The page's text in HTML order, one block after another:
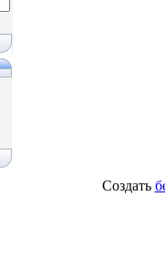
Создать